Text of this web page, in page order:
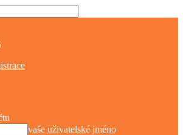
vaše uživatelské jméno